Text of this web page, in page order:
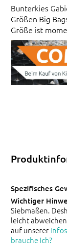
Bunterkies
Größen Big
Größe ist
Siebmaßen.
leicht
auf unserer
brauche Ich?